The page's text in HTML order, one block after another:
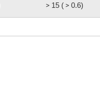
15 ( 0.6)